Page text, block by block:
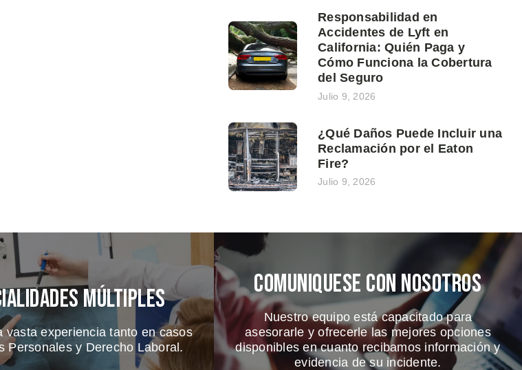
Responsabilidad en
Accidentes de Lyft en
California: Quién Paga y
Cómo Funciona la Cobertura
del Seguro
Julio 9, 2026
¿Qué Daños Puede Incluir una
Reclamación por el Eaton
Fire?
Julio 9, 2026
Múltiples
vasta experiencia tanto en casos
Personales y Derecho Laboral.
Comuniquese Con Nosotros
Nuestro equipo está capacitado para
asesorarle y ofrecerle las mejores opciones
disponibles en cuanto recibamos información y
evidencia de su incidente.